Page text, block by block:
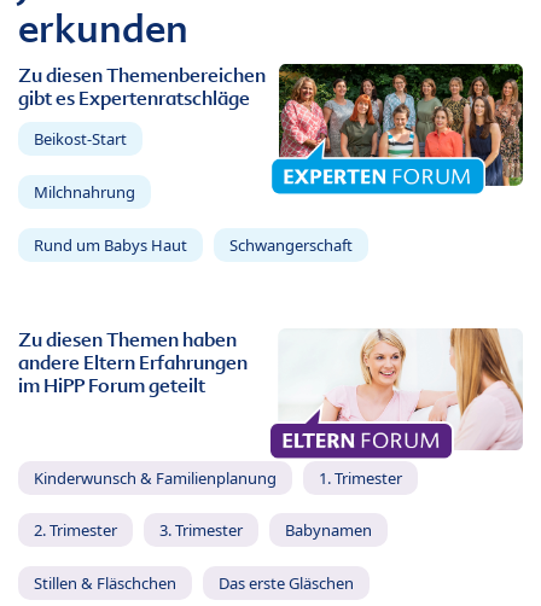
erkunden
Zu diesen Themenbereichen
gibt es Expertenratschläge
Beikost-Start
Milchnahrung
Rund um Babys Haut Schwangerschaft
Zu diesen Themen haben
andere Eltern Erfahrungen
im HiPP Forum geteilt
Kinderwunsch & Familienplanung 1. Trimester
2. Trimester 3. Trimester Babynamen
Stillen & Fläschchen Das erste Gläschen